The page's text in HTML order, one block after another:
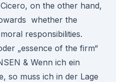
on the other hand,
whether the
responsibilities.
„essence of the firm“
& Wenn ich ein
so muss ich in der Lage